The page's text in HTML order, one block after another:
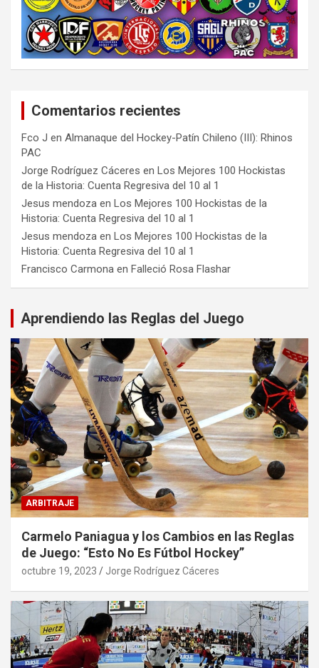
Comentarios recientes
Fco J en Almanaque del Hockey-Patín Chileno (III): Rhinos
PAC
Jorge Rodríguez Cáceres en Los Mejores 100 Hockistas
de la Historia: Cuenta Regresiva del 10 al 1
Jesus mendoza en Los Mejores 100 Hockistas de la
Historia: Cuenta Regresiva del 10 al 1
Jesus mendoza en Los Mejores 100 Hockistas de la
Historia: Cuenta Regresiva del 10 al 1
Francisco Carmona en Falleció Rosa Flashar
Aprendiendo las Reglas del Juego
ARBITRAJE
Carmelo Paniagua y los Cambios en las Reglas
de Juego: “Esto No Es Fútbol Hockey”
octubre 19, 2023 Jorge Rodríguez Cáceres